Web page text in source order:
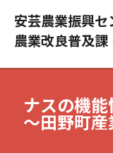
安芸農業振興セ
農業改良普及
ナスの機
～田野町